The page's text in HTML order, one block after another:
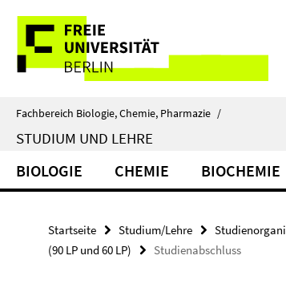
direkt
Inhalt
Service-
Navigation
Fachbereich Biologie, Chemie, Pharmazie /
STUDIUM UND LEHRE
BIOLOGIE CHEMIE BIOCHEMIE
Startseite Studium/Lehre
(90 LP und 60 LP)
Studienabschluss